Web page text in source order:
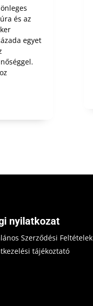
és az
egyet
nyilatkozat
Szerződési Feltételek
tájékoztató